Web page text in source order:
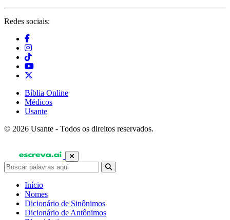
Redes sociais:
Bíblia Online
Médicos
Usante
© 2026 Usante - Todos os direitos reservados.
Início
Nomes
Dicionário de Sinônimos
Dicionário de Antônimos